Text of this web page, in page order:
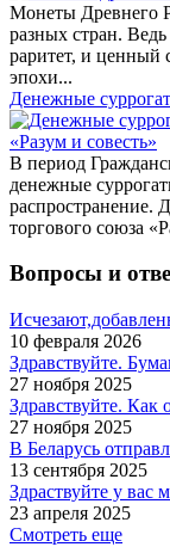
Монеты Древнего
разных стран.
раритет, и ценный
эпохи...
Денежные
В период
денежные
распространение.
торгового союза
Вопросы и
10 февраля 2026
Здравствуйте.
27 ноября 2025
Здравствуйте. Как
27 ноября 2025
В Беларусь
13 сентября 2025
Здраствуйте у вас
23 апреля 2025
Смотреть еще